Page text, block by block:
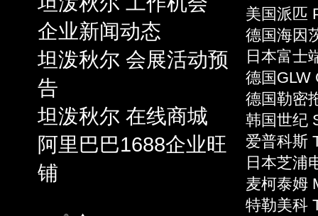
企业新闻动态
坦泼秋尔 会展活动预
告
坦泼秋尔 在线商城
阿里巴巴1688企业旺
铺
美国派匹
德国海因
日本富士
德国GLW
德国勒密
韩国世纪
爱普科斯
日本芝浦
麦柯泰姆
特勒美科